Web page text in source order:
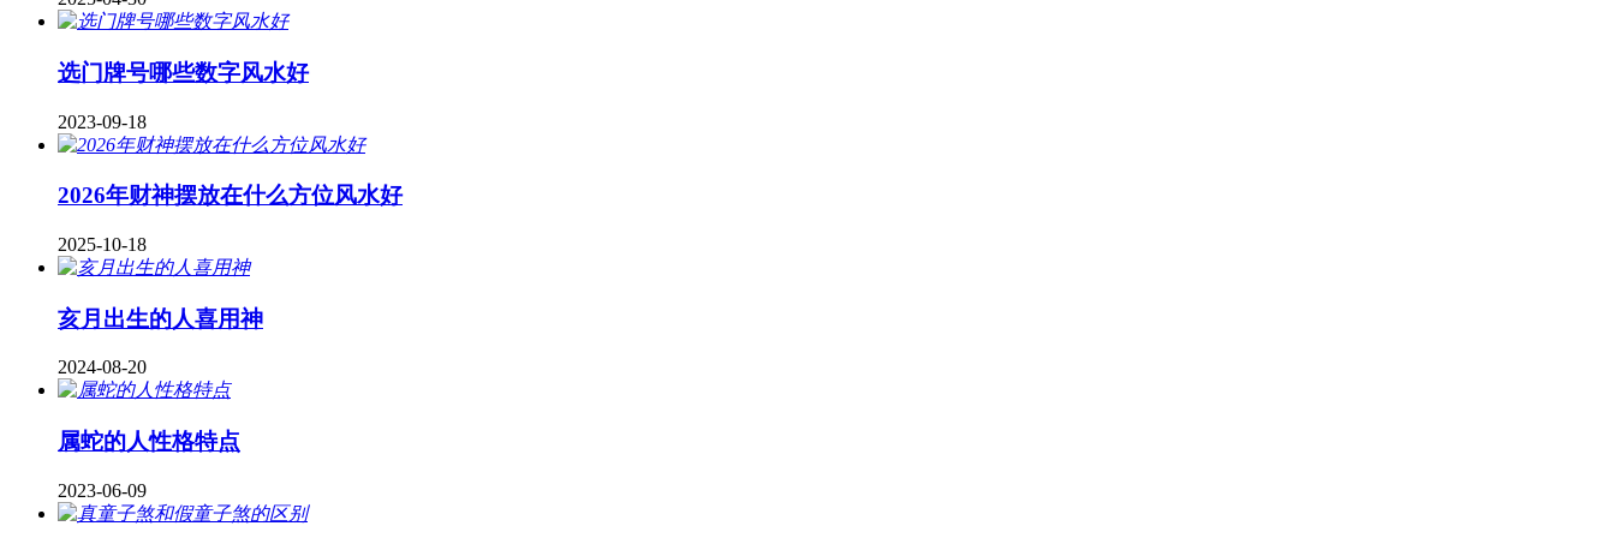
​选门牌号哪些数字风水好
2023-09-18
2026年财神摆放在什么方位风水好
2025-10-18
亥月出生的人喜用神
2024-08-20
属蛇的人性格特点
2023-06-09